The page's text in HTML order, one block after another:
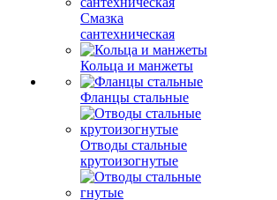
Смазка
сантехническая
Кольца и манжеты
Фланцы стальные
Отводы стальные
крутоизогнутые